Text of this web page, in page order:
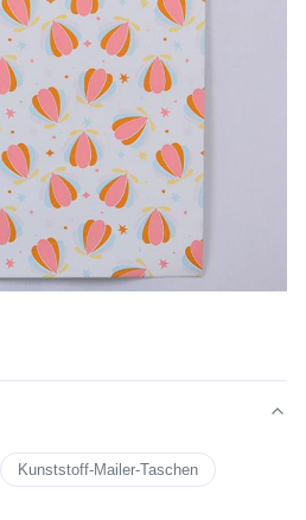
Kunststoff-Mailer-Taschen